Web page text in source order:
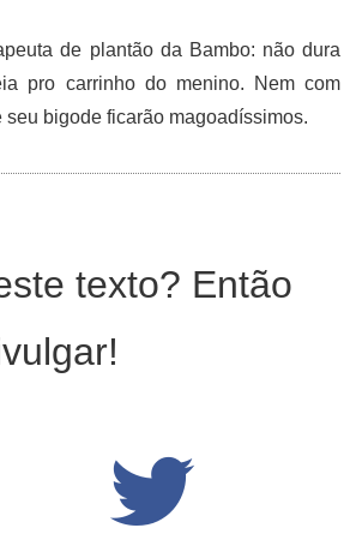
de plantão da Bambo: não dura
pro carrinho do menino. Nem com
seu bigode ficarão magoadíssimos.
texto? Então